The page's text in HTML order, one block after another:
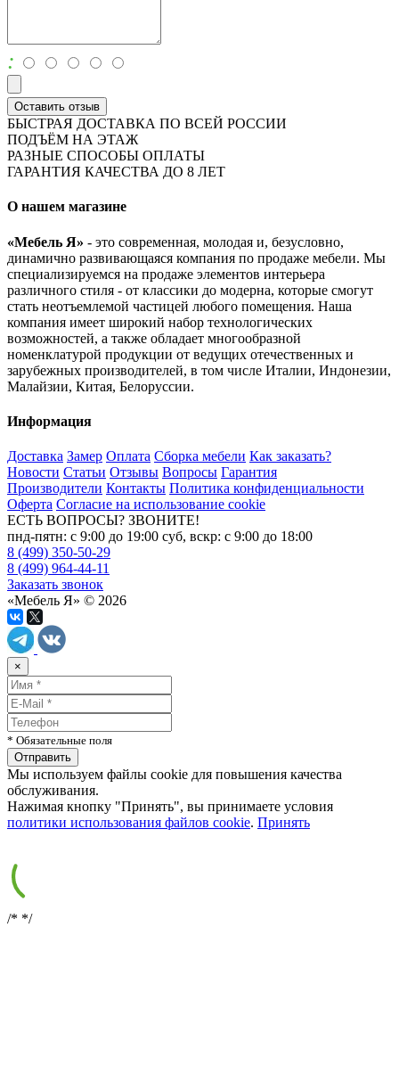
:
Оставить отзыв
БЫСТРАЯ ДОСТАВКА ПО ВСЕЙ РОССИИ
ПОДЪЁМ НА ЭТАЖ
РАЗНЫЕ СПОСОБЫ ОПЛАТЫ
ГАРАНТИЯ КАЧЕСТВА ДО 8 ЛЕТ
О нашем магазине
«Мебель Я» - это современная, молодая и, безусловно,
динамично развивающаяся компания по продаже мебели. Мы
специализируемся на продаже элементов интерьера
различного стиля - от классики до модерна, которые смогут
стать неотъемлемой частицей любого помещения. Наша
компания имеет широкий набор технологических
возможностей, а также обладает многообразной
номенклатурой продукции от ведущих отечественных и
зарубежных производителей, в том числе Италии, Индонезии,
Малайзии, Китая, Белоруссии.
Информация
Доставка Замер Оплата Сборка мебели Как заказать?
Новости Статьи Отзывы Вопросы Гарантия
Производители Контакты Политика конфиденциальности
Оферта Согласие на использование cookie
ЕСТЬ ВОПРОСЫ? ЗВОНИТЕ!
пнд-пятн: с 9:00 до 19:00 суб, вскр: с 9:00 до 18:00
8 (499) 350-50-29
8 (499) 964-44-11
Заказать звонок
«Мебель Я» © 2026
×
* Обязательные поля
Мы используем файлы cookie для повышения качества
обслуживания.
Нажимая кнопку "Принять", вы принимаете условия
политики использования файлов cookie. Принять
/* */